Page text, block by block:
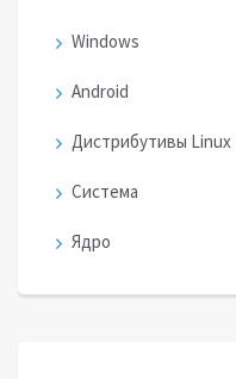
Windows
Android
Дистрибутивы Linux
Система
Ядро